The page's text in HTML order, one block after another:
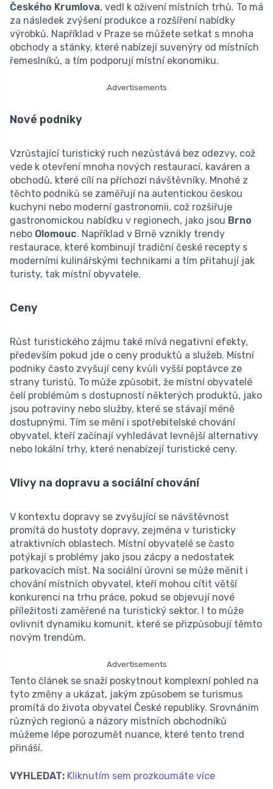
Českého Krumlova, vedl k oživení místních trhů. To má
za následek zvýšení produkce a rozšíření nabídky
výrobků. Například v Praze se můžete setkat s mnoha
obchody a stánky, které nabízejí suvenýry od místních
řemeslníků, a tím podporují místní ekonomiku.
Advertisements
Nové podniky
Vzrůstající turistický ruch nezůstává bez odezvy, což
vede k otevření mnoha nových restaurací, kaváren a
obchodů, které cílí na příchozí návštěvníky. Mnohé z
těchto podniků se zaměřují na autentickou českou
kuchyni nebo moderní gastronomii, což rozšiřuje
gastronomickou nabídku v regionech, jako jsou Brno
nebo Olomouc. Například v Brně vznikly trendy
restaurace, které kombinují tradiční české recepty s
moderními kulinářskými technikami a tím přitahují jak
turisty, tak místní obyvatele.
Ceny
Růst turistického zájmu také mívá negativní efekty,
především pokud jde o ceny produktů a služeb. Místní
podniky často zvyšují ceny kvůli vyšší poptávce ze
strany turistů. To může způsobit, že místní obyvatelé
čelí problémům s dostupností některých produktů, jako
jsou potraviny nebo služby, které se stávají méně
dostupnými. Tím se mění i spotřebitelské chování
obyvatel, kteří začínají vyhledávat levnější alternativy
nebo lokální trhy, které nenabízejí turistické ceny.
Vlivy na dopravu a sociální chování
V kontextu dopravy se zvyšující se návštěvnost
promítá do hustoty dopravy, zejména v turisticky
atraktivních oblastech. Místní obyvatelé se často
potýkají s problémy jako jsou zácpy a nedostatek
parkovacích míst. Na sociální úrovni se může měnit i
chování místních obyvatel, kteří mohou cítit větší
konkurenci na trhu práce, pokud se objevují nové
příležitosti zaměřené na turistický sektor. I to může
ovlivnit dynamiku komunit, které se přizpůsobují těmto
novým trendům.
Advertisements
Tento článek se snaží poskytnout komplexní pohled na
tyto změny a ukázat, jakým způsobem se turismus
promítá do života obyvatel České republiky. Srovnáním
různých regionů a názory místních obchodníků
můžeme lépe porozumět nuance, které tento trend
přináší.
VYHLEDAT: Kliknutím sem prozkoumáte více